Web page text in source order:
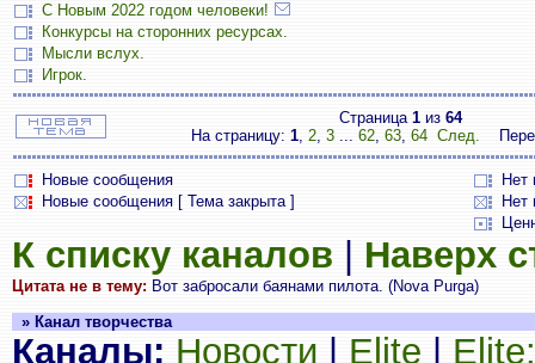
С Новым 2022 годом человеки!
Конкурсы на сторонних ресурсах.
Мысли вслух.
Игрок.
Страница 1из 64
На страницу: 1, 2, 3 ... 62, 63, 64 След.
Новые сообщения
Нет
Новые сообщения [ Тема закрыта ]
Нет
К списку каналов Наверх
Цитата не в тему: Вот забросали баянами пилота. (Nova Purga)
» Канал творчества
Каналы: Новости Elite